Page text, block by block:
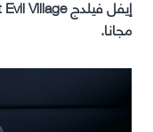
مجانا.